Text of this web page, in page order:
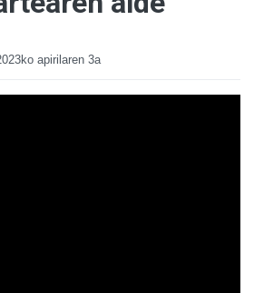
apirilaren 3a